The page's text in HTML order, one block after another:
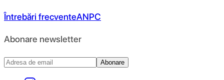
Întrebări frecventeANPC
Abonare newsletter
Abonare